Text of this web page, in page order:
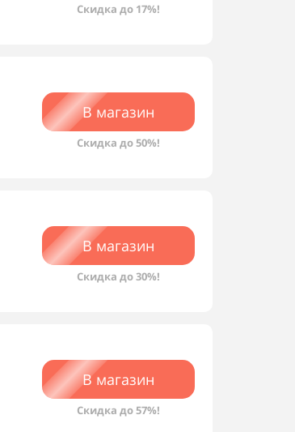
Скидка до 17%!
В магазин
Скидка до 50%!
В магазин
Скидка до 30%!
В магазин
Скидка до 57%!